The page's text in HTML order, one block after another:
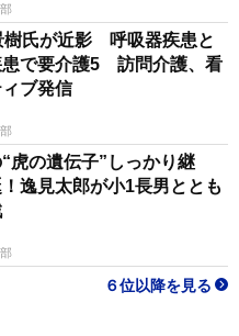
樹氏が近影 呼吸器疾患と
患で要介護5 訪問介護、看
ブ発信
虎の遺伝子”しっかり継
逸見太郎が小1長男ととも
６位以降を見る